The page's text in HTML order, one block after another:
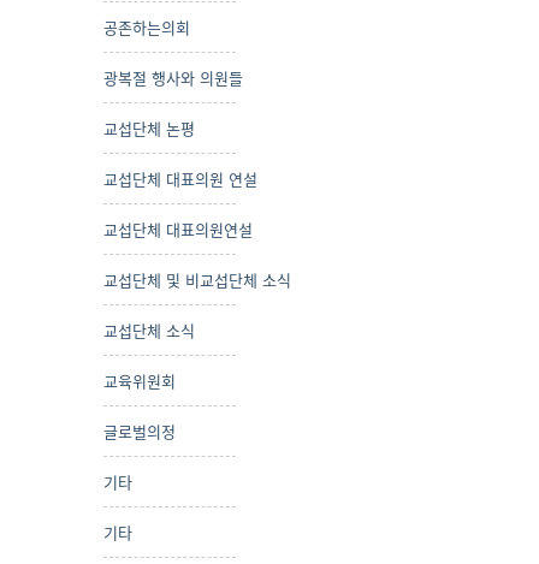
공존하는의회
광복절 행사와 의원들
교섭단체 논평
교섭단체 대표의원 연설
교섭단체 대표의원연설
교섭단체 및 비교섭단체 소식
교섭단체 소식
교육위원회
글로벌의정
기타
기타